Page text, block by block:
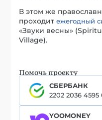
В этом же
проходитежегодный
«Звуки весны»
Village).
Помочь проекту
СБЕРБАНК
2202 2036 4595
YOOMONEY